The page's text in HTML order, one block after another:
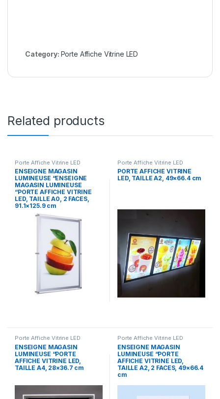
Category: Porte Affiche Vitrine LED
Related products
Porte Affiche Vitrine LED
ENSEIGNE MAGASIN
LUMINEUSE “ENSEIGNE
MAGASIN LUMINEUSE
“PORTE AFFICHE VITRINE
LED, TAILLE A0, 2 FACES,
91.1×125.9 cm
Porte Affiche Vitrine LED
PORTE AFFICHE VITRINE
LED, TAILLE A2, 49×66.4 cm
Porte Affiche Vitrine LED
ENSEIGNE MAGASIN
LUMINEUSE “PORTE
AFFICHE VITRINE LED,
TAILLE A4, 28×36.7 cm
Porte Affiche Vitrine LED
ENSEIGNE MAGASIN
LUMINEUSE “PORTE
AFFICHE VITRINE LED,
TAILLE A2, 2 FACES, 49×66.4
cm